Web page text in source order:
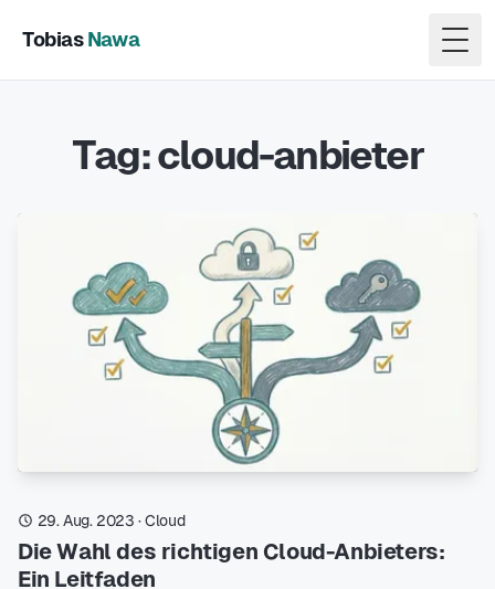
TobiasNawa
Tag: cloud-anbieter
29. Aug. 2023 ·Cloud
Die Wahl des richtigen Cloud-Anbieters:
Ein Leitfaden